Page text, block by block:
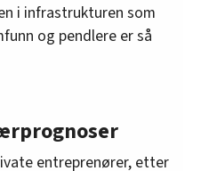
i infrastrukturen som
og pendlere er så
entreprenører, etter